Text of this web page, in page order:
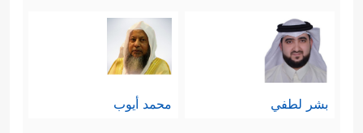
بشر لطفي محمد أيوب